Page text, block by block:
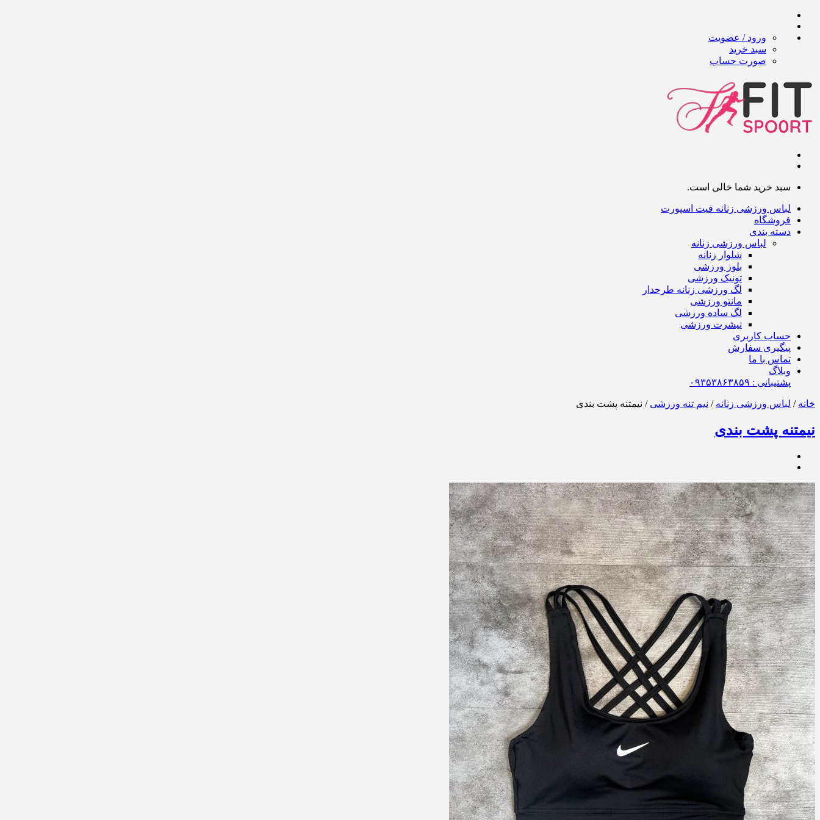
ورود / عضویت
سبد خرید
صورت حساب
سبد خرید شما خالی است.
لباس ورزشی زنانه فیت اسپورت
فروشگاه
دسته بندی
لباس ورزشی زنانه
شلوار زنانه
بلوز ورزشی
تونیک ورزشی
لگ ورزشی زنانه طرحدار
مانتو ورزشی
لگ ساده ورزشی
تیشرت ورزشی
حساب کاربری
پیگیری سفارش
تماس با ما
وبلاگ
پشتیبانی : ٠٩٣۵٣٨۶٣٨۵٩
خانه / لباس ورزشی زنانه / نیم تنه ورزشی / نیمتنه پشت بندی
نیمتنه پشت بندی